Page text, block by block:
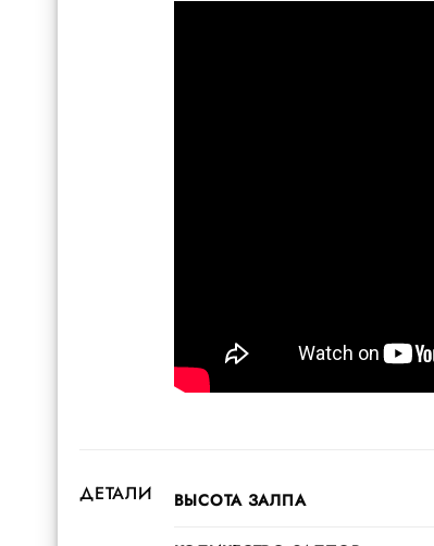
ДЕТАЛИ ВЫСОТА ЗАЛПА